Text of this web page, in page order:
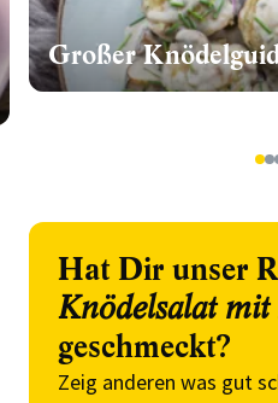
Großer
12
Hat Dir unser
Knödelsalat mit
geschmeckt?
Zeig anderen was gut